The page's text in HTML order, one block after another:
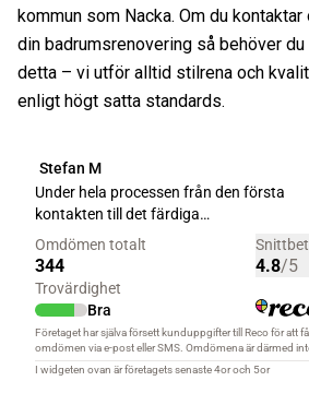
kommun som Nacka. Om du
din badrumsrenovering så behöver
detta – vi utför alltid stilrena och
enligt högt satta standards.